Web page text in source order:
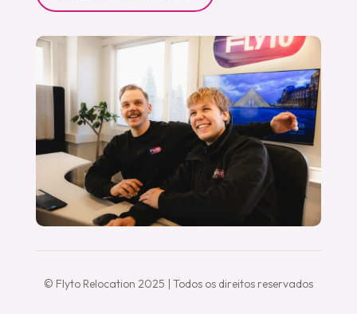
© Flyto Relocation 2025 | Todos os direitos reservados